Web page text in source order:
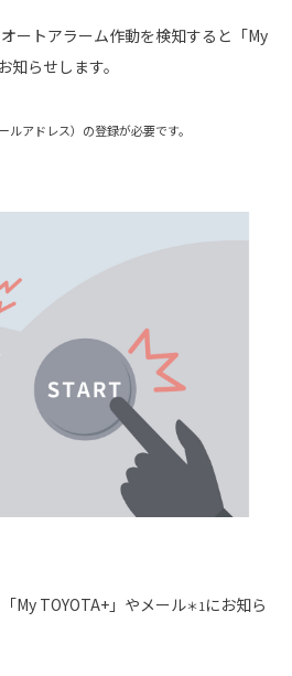
ートアラーム作動を検知すると「My
知らせします。
ルアドレス）の登録が必要です。
My TOYOTA+」やメール＊1にお知ら